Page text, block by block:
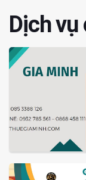
Dịch vụ